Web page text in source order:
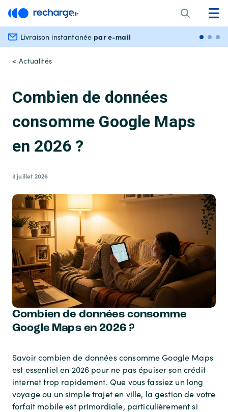
Livraison instantanée par e-mail
< Actualités
Combien de données
consomme Google Maps
en 2026 ?
3 juillet 2026
Combien de données consomme
Google Maps en 2026 ?
Savoir combien de données consomme Google Maps
est essentiel en 2026 pour ne pas épuiser son crédit
internet trop rapidement. Que vous fassiez un long
voyage ou un simple trajet en ville, la gestion de votre
forfait mobile est primordiale, particulièrement si